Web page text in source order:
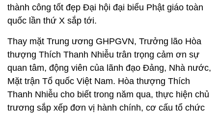
thành công tốt đẹp Đại hội đại biểu Phật giáo toàn
quốc lần thứ X sắp tới.
Thay mặt Trung ương GHPGVN, Trưởng lão Hòa
thượng Thích Thanh Nhiễu trân trọng cảm ơn sự
quan tâm, động viên của lãnh đạo Đảng, Nhà nước,
Mặt trận Tổ quốc Việt Nam. Hòa thượng Thích
Thanh Nhiễu cho biết trong năm qua, thực hiện chủ
trương sắp xếp đơn vị hành chính, cơ cấu tổ chức